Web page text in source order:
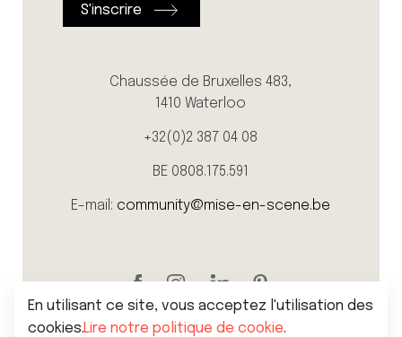
Chaussée de Bruxelles 483,
1410 Waterloo
+32(0)2 387 04 08
BE 0808.175.591
E-mail: community@mise-en-scene.be
En utilisant ce site, vous acceptez l'utilisation des
cookies.Lire notre politique de cookie.